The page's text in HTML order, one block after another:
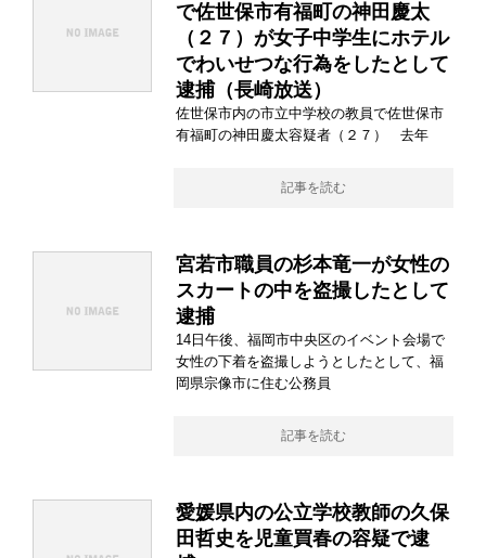
で佐世保市有福町の神田慶太
（２７）が女子中学生にホテル
でわいせつな行為をしたとして
逮捕（長崎放送）
佐世保市内の市立中学校の教員で佐世保市
有福町の神田慶太容疑者（２７） 去年
記事を読む
宮若市職員の杉本竜一が女性の
スカートの中を盗撮したとして
逮捕
14日午後、福岡市中央区のイベント会場で
女性の下着を盗撮しようとしたとして、福
岡県宗像市に住む公務員
記事を読む
愛媛県内の公立学校教師の久保
田哲史を児童買春の容疑で逮